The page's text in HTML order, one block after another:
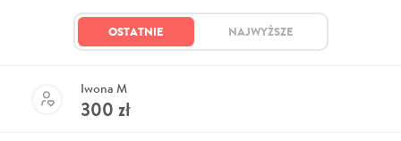
OSTATNIE NAJWYŻSZE
Iwona M
300 zł